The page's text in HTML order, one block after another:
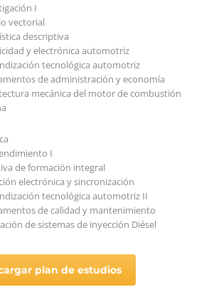
I
vectorial
descriptiva
y electrónica automotriz
tecnológica automotriz
de administración y economía
mecánica del motor de combustión
I
de formación integral
electrónica y sincronización
tecnológica automotriz II
de calidad y mantenimiento
de sistemas de inyección Diésel
plan de estudios